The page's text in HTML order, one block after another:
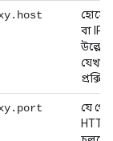
বা IP
উল্লেখ
প্রক্সি
যে
HTTP